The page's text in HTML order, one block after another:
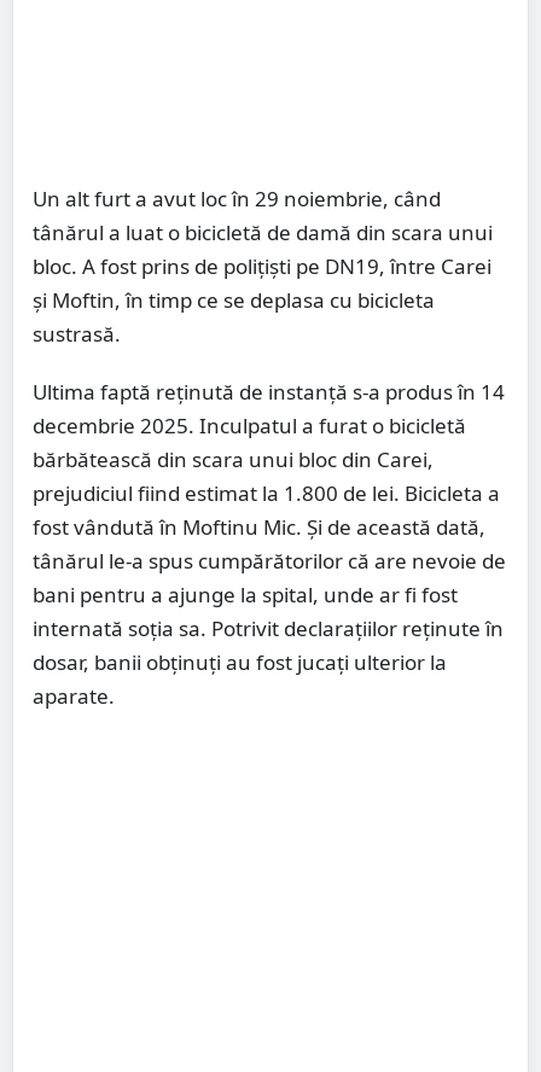
Un alt furt a avut loc în 29 noiembrie, când
tânărul a luat o bicicletă de damă din scara unui
bloc. A fost prins de polițiști pe DN19, între Carei
și Moftin, în timp ce se deplasa cu bicicleta
sustrasă.
Ultima faptă reținută de instanță s-a produs în 14
decembrie 2025. Inculpatul a furat o bicicletă
bărbătească din scara unui bloc din Carei,
prejudiciul fiind estimat la 1.800 de lei. Bicicleta a
fost vândută în Moftinu Mic. Și de această dată,
tânărul le-a spus cumpărătorilor că are nevoie de
bani pentru a ajunge la spital, unde ar fi fost
internată soția sa. Potrivit declarațiilor reținute în
dosar, banii obținuți au fost jucați ulterior la
aparate.